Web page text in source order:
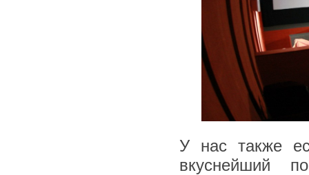
У нас также
вкуснейший